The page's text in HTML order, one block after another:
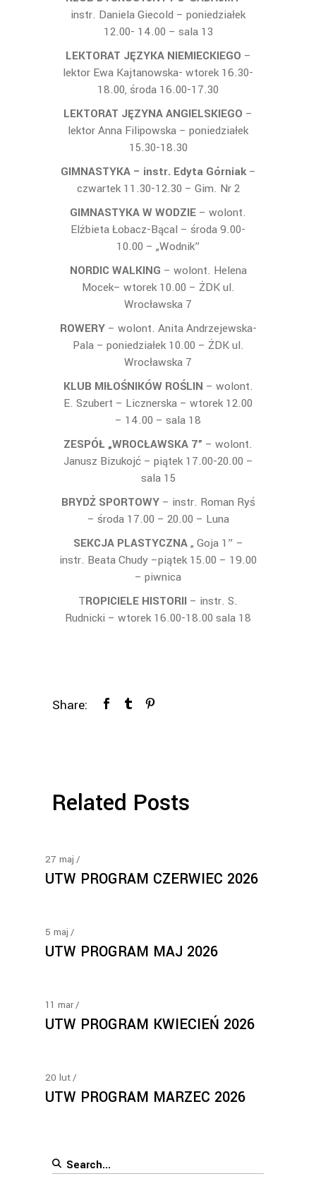
instr. Daniela Giecold – poniedziałek
12.00- 14.00 – sala 13
LEKTORAT JĘZYKA NIEMIECKIEGO –
lektor Ewa Kajtanowska- wtorek 16.30-
18.00, środa 16.00-17.30
LEKTORAT JĘZYNA ANGIELSKIEGO –
lektor Anna Filipowska – poniedziałek
15.30-18.30
GIMNASTYKA – instr. Edyta Górniak–
czwartek 11.30-12.30 – Gim. Nr 2
GIMNASTYKA W WODZIE – wolont.
Elżbieta Łobacz-Bącal – środa 9.00-
10.00 – „Wodnik”
NORDIC WALKING – wolont. Helena
Mocek– wtorek 10.00 – ŻDK ul.
Wrocławska 7
ROWERY– wolont. Anita Andrzejewska-
Pala – poniedziałek 10.00 – ŻDK ul.
Wrocławska 7
KLUB MIŁOŚNIKÓW ROŚLIN – wolont.
E. Szubert – Licznerska – wtorek 12.00
– 14.00 – sala 18
ZESPÓŁ „WROCŁAWSKA 7” – wolont.
Janusz Bizukojć – piątek 17.00-20.00 –
sala 15
BRYDŻ SPORTOWY– instr. Roman Ryś
– środa 17.00 – 20.00 – Luna
SEKCJA PLASTYCZNA„ Goja 1” –
instr. Beata Chudy –piątek 15.00 – 19.00
– piwnica
TROPICIELE HISTORII – instr. S.
Rudnicki – wtorek 16.00-18.00 sala 18
Share:
Related Posts
27 maj
UTW PROGRAM CZERWIEC 2026
5 maj
UTW PROGRAM MAJ 2026
11 mar
UTW PROGRAM KWIECIEŃ 2026
20 lut
UTW PROGRAM MARZEC 2026
Search